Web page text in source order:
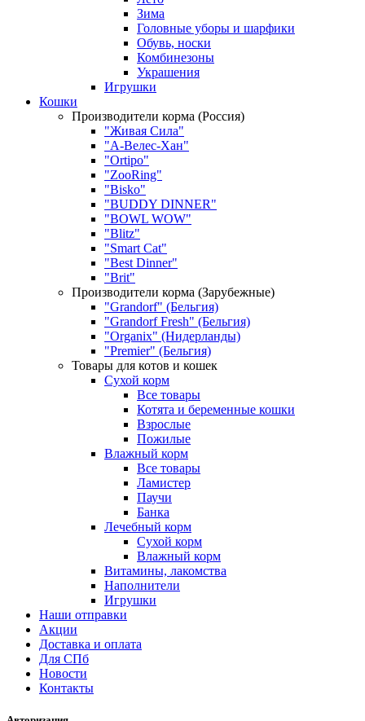
Зима
Головные уборы и шарфики
Обувь, носки
Комбинезоны
Украшения
Игрушки
Кошки
Производители корма (Россия)
"Живая Сила"
"А-Велес-Хан"
"Ortipo"
"ZooRing"
"Bisko"
"BUDDY DINNER"
"BOWL WOW"
"Blitz"
"Smart Cat"
"Best Dinner"
"Brit"
Производители корма (Зарубежные)
"Grandorf" (Бельгия)
"Grandorf Fresh" (Бельгия)
"Organix" (Нидерланды)
"Premier" (Бельгия)
Товары для котов и кошек
Сухой корм
Все товары
Котята и беременные кошки
Взрослые
Пожилые
Влажный корм
Все товары
Ламистер
Паучи
Банка
Лечебный корм
Сухой корм
Влажный корм
Витамины, лакомства
Наполнители
Игрушки
Наши отправки
Акции
Доставка и оплата
Для СПб
Новости
Контакты